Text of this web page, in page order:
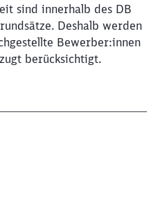
sind innerhalb des DB
Deshalb werden
Bewerber:innen
berücksichtigt.